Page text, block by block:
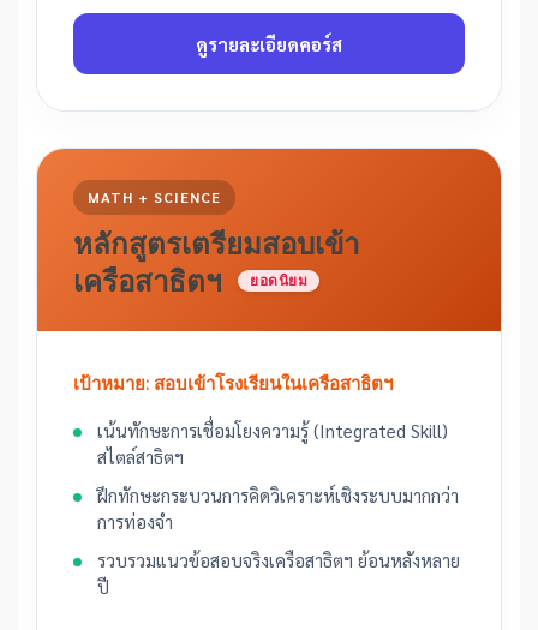
ดูรายละเอียดคอร์ส
MATH + SCIENCE
หลักสูตรเตรียมสอบเข้า
เครือสาธิตฯ
ยอดนิยม
เป้าหมาย: สอบเข้าโรงเรียนในเครือสาธิตฯ
เน้นทักษะการเชื่อมโยงความรู้ (Integrated Skill)
สไตล์สาธิตฯ
ฝึกทักษะกระบวนการคิดวิเคราะห์เชิงระบบมากกว่า
การท่องจำ
รวบรวมแนวข้อสอบจริงเครือสาธิตฯ ย้อนหลังหลาย
ปี